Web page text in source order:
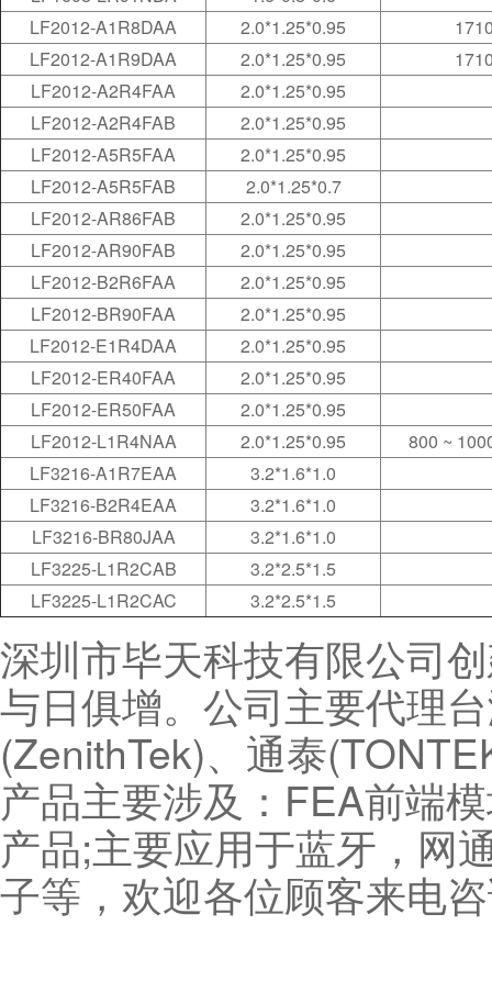
LF2012-A1R8DAA
2.0*1.25*0.95
LF2012-A1R9DAA
2.0*1.25*0.95
LF2012-A2R4FAA
2.0*1.25*0.95
LF2012-A2R4FAB
2.0*1.25*0.95
LF2012-A5R5FAA
2.0*1.25*0.95
LF2012-A5R5FAB
2.0*1.25*0.7
LF2012-AR86FAB
2.0*1.25*0.95
LF2012-AR90FAB
2.0*1.25*0.95
LF2012-B2R6FAA
2.0*1.25*0.95
LF2012-BR90FAA
2.0*1.25*0.95
LF2012-E1R4DAA
2.0*1.25*0.95
LF2012-ER40FAA
2.0*1.25*0.95
LF2012-ER50FAA
2.0*1.25*0.95
LF2012-L1R4NAA
2.0*1.25*0.95
800 ~
LF3216-A1R7EAA
3.2*1.6*1.0
LF3216-B2R4EAA
3.2*1.6*1.0
LF3216-BR80JAA
3.2*1.6*1.0
LF3225-L1R2CAB
3.2*2.5*1.5
LF3225-L1R2CAC
3.2*2.5*1.5
深圳市毕天科技有限公司
与日俱增。公司主要代理
(ZenithTek)、通泰
产品主要涉及：FEA前端
产品;主要应用于蓝牙，网
子等，欢迎各位顾客来电